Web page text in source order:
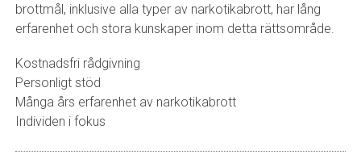
brottmål, inklusive alla typer av narkotikabrott, har lång
erfarenhet och stora kunskaper inom detta rättsområde.
Kostnadsfri rådgivning
Personligt stöd
Många års erfarenhet av narkotikabrott
Individen i fokus